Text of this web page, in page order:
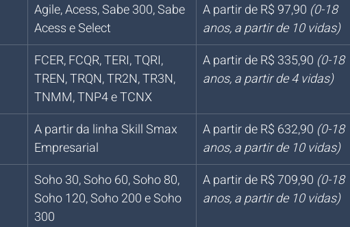
Agile, Acess, Sabe 300, Sabe
Acess e Select
A partir de R$ 97,90 (0-18
anos, a partir de 10 vidas)
FCER, FCQR, TERI, TQRI,
TREN, TRQN, TR2N, TR3N,
TNMM, TNP4 e TCNX
A partir de R$ 335,90 (0-18
anos, a partir de 4 vidas)
A partir da linha Skill Smax
Empresarial
A partir de R$ 632,90 (0-18
anos, a partir de 10 vidas)
Soho 30, Soho 60, Soho 80,
Soho 120, Soho 200 e Soho
300
A partir de R$ 709,90 (0-18
anos, a partir de 10 vidas)